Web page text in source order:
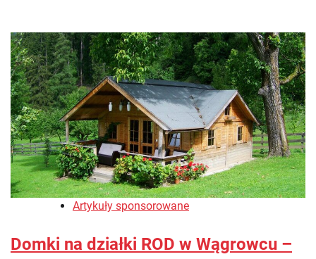
Artykuły sponsorowane
Domki na działki ROD w Wągrowcu –